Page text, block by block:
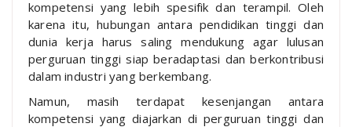
kompetensi yang lebih spesifik dan terampil. Oleh
karena itu, hubungan antara pendidikan tinggi dan
dunia kerja harus saling mendukung agar lulusan
perguruan tinggi siap beradaptasi dan berkontribusi
dalam industri yang berkembang.
Namun, masih terdapat kesenjangan antara
kompetensi yang diajarkan di perguruan tinggi dan